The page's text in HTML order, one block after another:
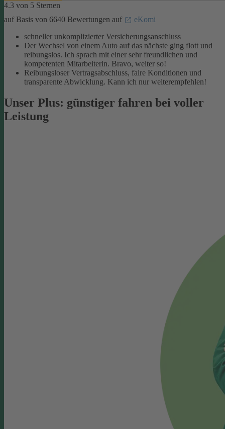
4.3 von 5 Sternen
auf Basis von 6640 Bewertungen auf
eKomi
schneller unkomplizierter Versicherungsanschluss
Der Wechsel von einem Auto auf das nächste ging flott und
reibungslos. Ich sprach mit einer sehr freundlichen und
kompetenten Mitarbeiterin. Bravo, weiter so!
Reibungsloser Vertragsabschluss, faire Konditionen und
transparente Abwicklung. Kann ich nur weiterempfehlen!
Unser Plus: günstiger fahren bei voller
Leistung